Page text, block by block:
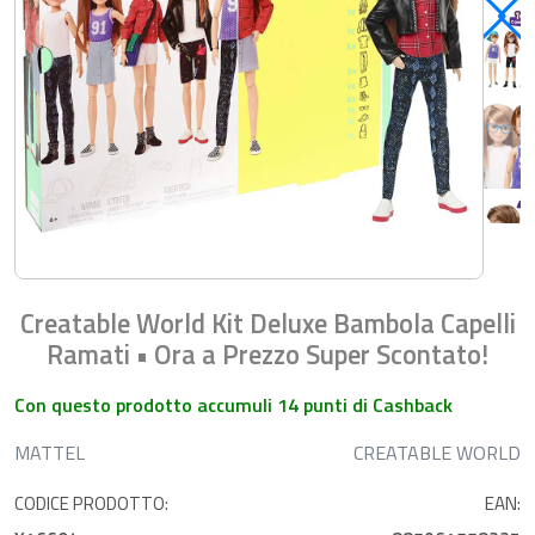
Creatable World Kit Deluxe Bambola Capelli
Ramati • Ora a Prezzo Super Scontato!
Con questo prodotto accumuli 14 punti di Cashback
MATTEL
CREATABLE WORLD
CODICE PRODOTTO:
EAN: